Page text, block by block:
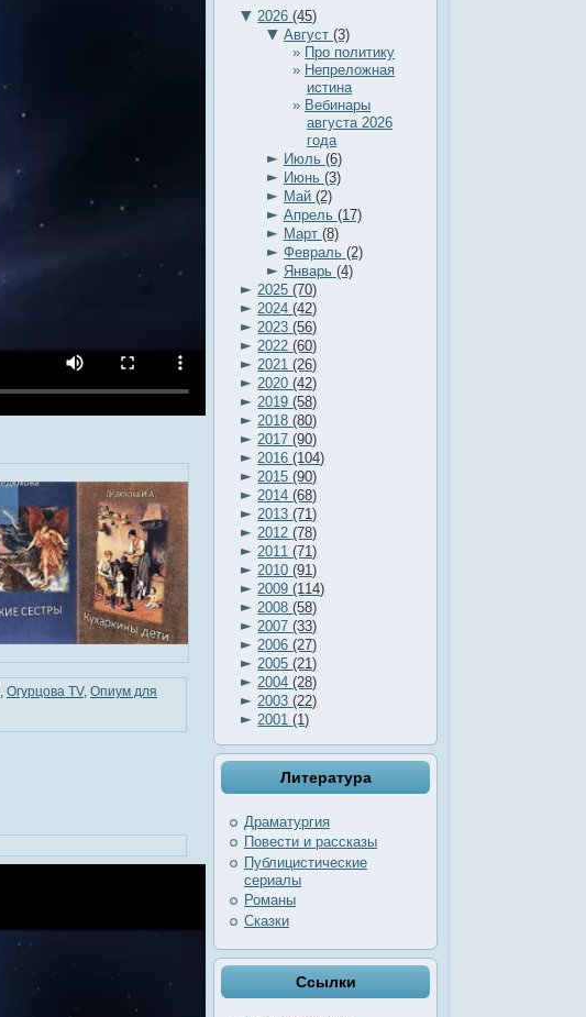
, Огурцова TV, Опиум для
▼ 2026(45)
▼ Август (3)
Про политику
Непреложная
истина
Вебинары
августа 2026
года
► Июль (6)
► Июнь (3)
► Май (2)
► Апрель (17)
► Март (8)
► Февраль (2)
► Январь (4)
► 2025(70)
► 2024(42)
► 2023(56)
► 2022(60)
► 2021(26)
► 2020(42)
► 2019(58)
► 2018(80)
► 2017(90)
► 2016(104)
► 2015(90)
► 2014(68)
► 2013(71)
► 2012(78)
► 2011(71)
► 2010(91)
► 2009(114)
► 2008(58)
► 2007(33)
► 2006(27)
► 2005(21)
► 2004(28)
► 2003(22)
► 2001(1)
Литература
Драматургия
Повести и рассказы
Публицистические
сериалы
Романы
Сказки
Ссылки